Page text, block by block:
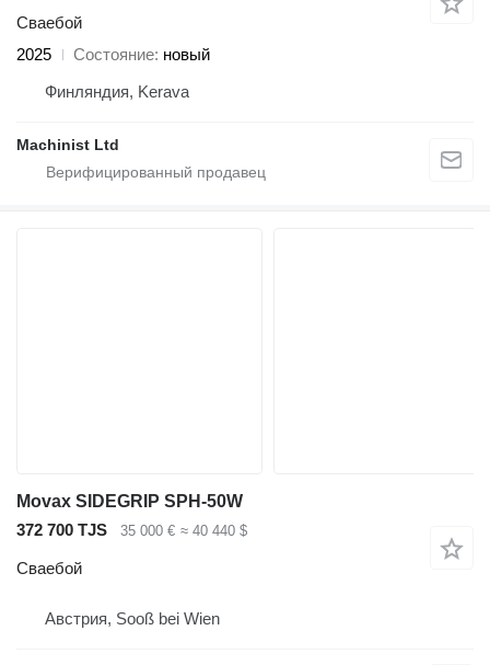
Сваебой
2025
Состояние новый
Финляндия, Kerava
Machinist Ltd
Movax SIDEGRIP SPH-50W
372 700 TJS
35 000 € ≈ 40 440 $
Сваебой
Австрия, Sooß bei Wien